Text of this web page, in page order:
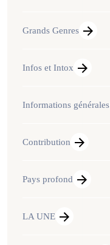
Grands Genres
Infos et Intox
Informations générales
Contribution
Pays profond
LA UNE